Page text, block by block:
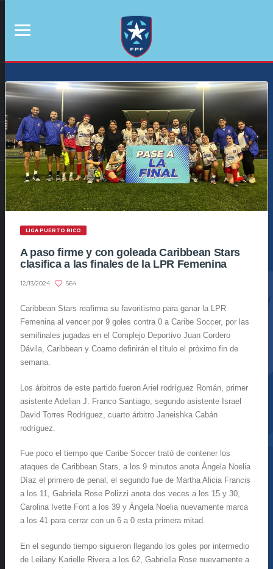
LIGA PUERTO RICO
A paso firme y con goleada Caribbean Stars
clasifica a las finales de la LPR Femenina
12/13/2024 564
Caribbean Stars reafirma su favoritismo para ganar la LPR
Femenina al vencer por 9 goles contra 0 a Caribe Soccer, por las
semifinales jugadas en el Complejo Deportivo Juan Cordero
Dávila, Caribbean y Coamo definirán el título el próximo fin de
semana.
Los árbitros de este partido fueron Ariel rodríguez Román, primer
asistente Adelian J. Franco Santiago, segundo asistente Israel
David Torres Rodríguez, cuarto árbitro Janeishka Cabán
rodríguez.
Fue poco el tiempo que Caribe Soccer trató de contener los
ataques de Caribbean Stars, a los 9 minutos anota Ángela Noelia
Díaz el primero de penal, el segundo fue de Martha Alicia Francis
a los 11, Gabriela Rose Polizzi anota dos veces a los 15 y 30,
Carolina Ivette Font a los 39 y Ángela Noelia nuevamente marca
a los 41 para cerrar con un 6 a 0 esta primera mitad.
En el segundo tiempo siguieron llegando los goles por intermedio
de Leilany Karielle Rivera a los 62, Gabriella Rose nuevamente a